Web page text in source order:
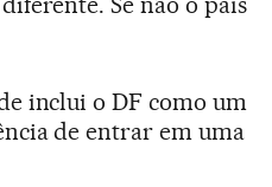
inclui o DF como um
de entrar em uma